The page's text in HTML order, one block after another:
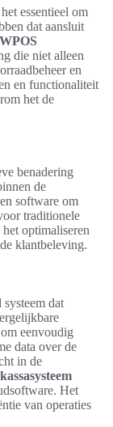
essentieel om
dat aansluit
WPOS
die niet alleen
en
en functionaliteit
het de
benadering
de
software om
traditionele
optimaliseren
klantbeleving.
systeem dat
eenvoudig
data over de
in de
kassasysteem
Het
van operaties